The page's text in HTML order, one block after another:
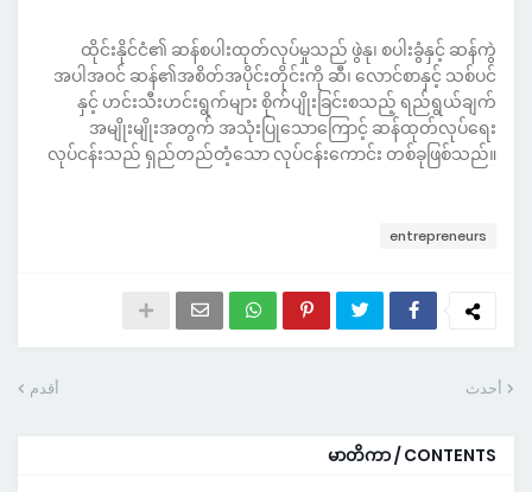
ထိုင်းနိုင်ငံ၏ ဆန်စပါးထုတ်လုပ်မှုသည် ဖွဲနု၊ စပါးခွံနှင့် ဆန်ကွဲ
အပါအဝင် ဆန်၏အစိတ်အပိုင်းတိုင်းကို ဆီ၊ လောင်စာနှင့် သစ်ပင်
နှင့် ဟင်းသီးဟင်းရွက်များ စိုက်ပျိုးခြင်းစသည့် ရည်ရွယ်ချက်
အမျိုးမျိုးအတွက် အသုံးပြုသောကြောင့် ဆန်ထုတ်လုပ်ရေး
လုပ်ငန်းသည် ရှည်တည်တံ့သော လုပ်ငန်းကောင်း တစ်ခုဖြစ်သည်။
entrepreneurs
أحدث أقدم
မာတိကာ / CONTENTS